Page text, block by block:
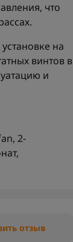
что
на
винтов в
и
, 2-
,
отзыв